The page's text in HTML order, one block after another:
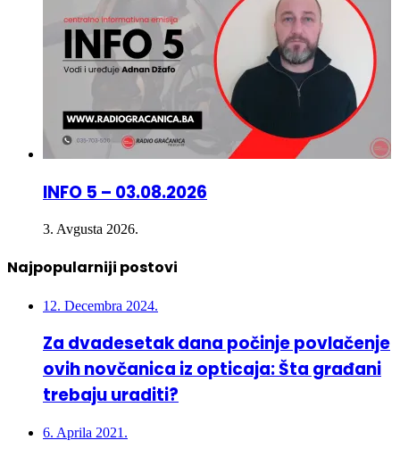
INFO 5 – 03.08.2026
3. Avgusta 2026.
Najpopularniji postovi
12. Decembra 2024.
Za dvadesetak dana počinje povlačenje
ovih novčanica iz opticaja: Šta građani
trebaju uraditi?
6. Aprila 2021.